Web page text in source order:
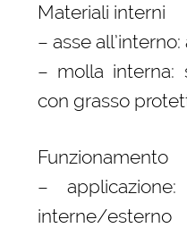
Materiali interni
– asse
– molla interna:
con grasso
Funzionamento
–
interne/esterno